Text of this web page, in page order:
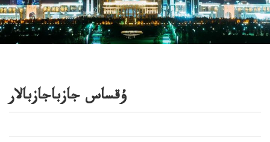
ۇقساس جازباجازبالار